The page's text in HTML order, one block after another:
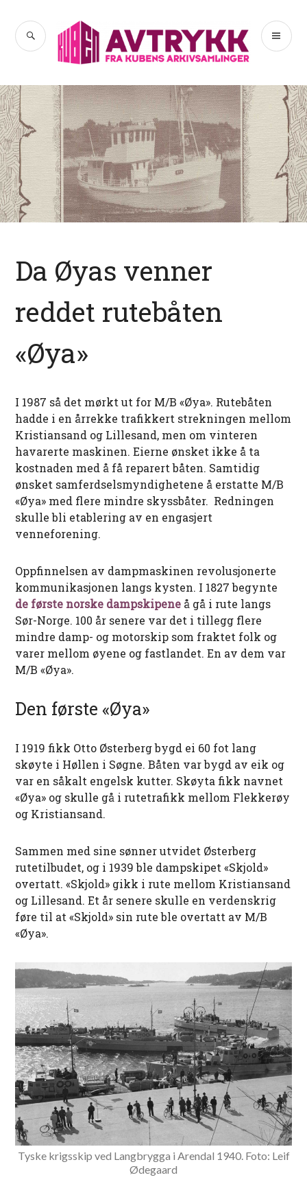
innhold
Avtrykk
SØK
Da Øyas venner
reddet rutebåten
«Øya»
I 1987 så det mørkt ut for M/B «Øya». Rutebåten
hadde i en årrekke trafikkert strekningen mellom
Kristiansand og Lillesand, men om vinteren
havarerte maskinen. Eierne ønsket ikke å ta
kostnaden med å få reparert båten. Samtidig
ønsket samferdselsmyndighetene å erstatte M/B
«Øya» med flere mindre skyssbåter. Redningen
skulle bli etablering av en engasjert
venneforening.
Oppfinnelsen av dampmaskinen revolusjonerte
kommunikasjonen langs kysten. I 1827 begynte
de første norske dampskipene å gå i rute langs
Sør-Norge. 100 år senere var det i tillegg flere
mindre damp- og motorskip som fraktet folk og
varer mellom øyene og fastlandet. En av dem var
M/B «Øya».
Den første «Øya»
I 1919 fikk Otto Østerberg bygd ei 60 fot lang
skøyte i Høllen i Søgne. Båten var bygd av eik og
var en såkalt engelsk kutter. Skøyta fikk navnet
«Øya» og skulle gå i rutetrafikk mellom Flekkerøy
og Kristiansand.
Sammen med sine sønner utvidet Østerberg
rutetilbudet, og i 1939 ble dampskipet «Skjold»
overtatt. «Skjold» gikk i rute mellom Kristiansand
og Lillesand. Et år senere skulle en verdenskrig
føre til at «Skjold» sin rute ble overtatt av M/B
«Øya».
Tyske krigsskip ved Langbrygga i Arendal 1940. Foto: Leif
Ødegaard